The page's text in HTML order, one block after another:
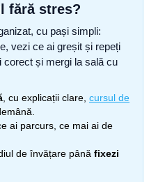
fără stres?
cu pași simpli:
vezi ce ai greșit și repeți
și mergi la sală cu
, cu explicații clare, cursul de
ai parcurs, ce mai ai de
de învățare până fixezi